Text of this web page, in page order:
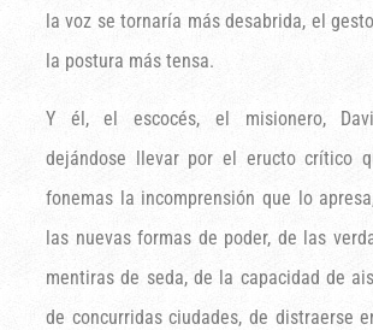
la voz se tornaría más desabrida, el
la postura más tensa.
Y él, el escocés, el misionero,
dejándose llevar por el eructo crítico
fonemas la incomprensión que lo
las nuevas formas de poder, de las
mentiras de seda, de la capacidad de
de concurridas ciudades, de distraerse